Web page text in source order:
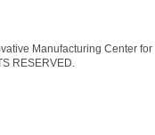
Manufacturing Center for
RESERVED.